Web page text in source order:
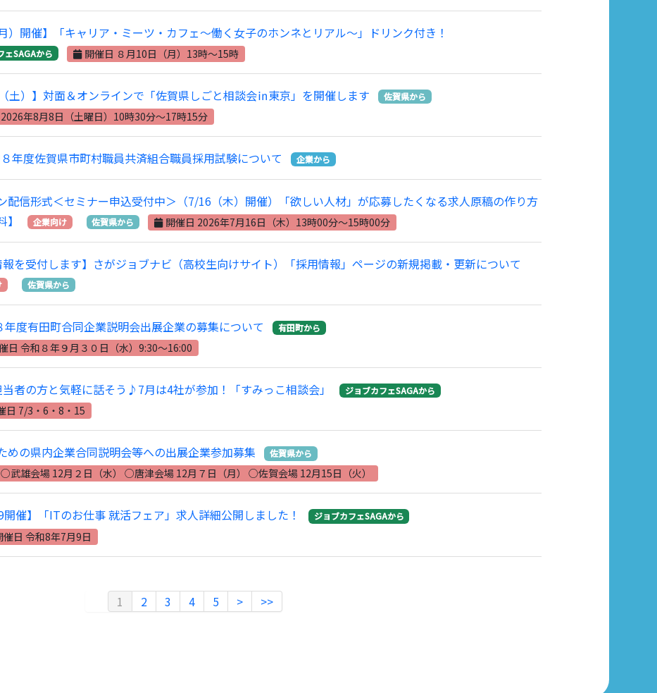
）開催】「キャリア・ミーツ・カフェ～働く女子のホンネとリアル～」ドリンク付き！
ェSAGAから 開催日 ８月10日（月）13時～15時
（土）】対面＆オンラインで「佐賀県しごと相談会㏌東京」を開催します 佐賀県から
年8月8日（土曜日）10時30分～17時15分
年度佐賀県市町村職員共済組合職員採用試験について 企業から
配信形式＜セミナー申込受付中＞（7/16（木）開催）「欲しい人材」が応募したくなる求人原稿の作り方
】
企業向け 佐賀県から 開催日 2026年7月16日（木）13時00分～15時00分
報を受付します】さがジョブナビ（高校生向けサイト）「採用情報」ページの新規掲載・更新について
佐賀県から
年度有田町合同企業説明会出展企業の募集について 有田町から
日 令和８年９月３０日（水）9:30～16:00
者の方と気軽に話そう♪7月は4社が参加！「すみっこ相談会」 ジョブカフェSAGAから
日 7/3・6・8・15
めの県内企業合同説明会等への出展企業参加募集 佐賀県から
武雄会場 12月２日（水） ○唐津会場 12月７日（月） ○佐賀会場 12月15日（火）
開催】「ITのお仕事 就活フェア」求人詳細公開しました！ ジョブカフェSAGAから
催日 令和8年7月9日
1 2 3 4 5 > >>